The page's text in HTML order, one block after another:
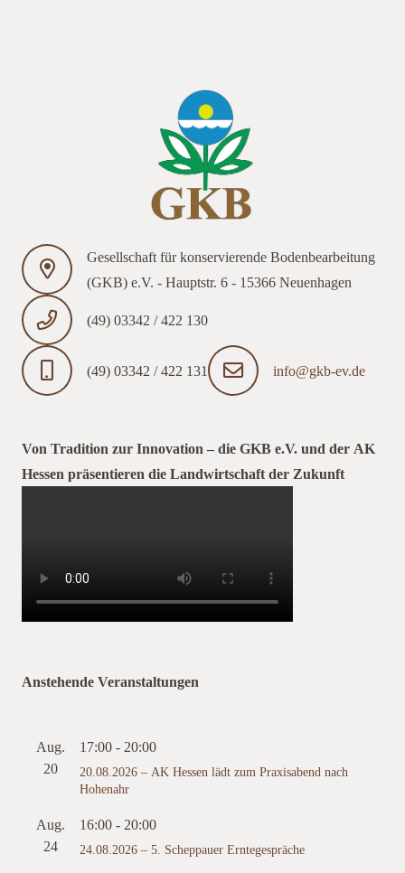
Gesellschaft für konservierende Bodenbearbeitung
(GKB) e.V. - Hauptstr. 6 - 15366 Neuenhagen
(49) 03342 / 422 130
(49) 03342 / 422 131 info@gkb-ev.de
Von Tradition zur Innovation – die GKB e.V. und der AK
Hessen präsentieren die Landwirtschaft der Zukunft
Anstehende Veranstaltungen
Aug.
20
17:00-20:00
20.08.2026 – AK Hessen lädt zum Praxisabend nach
Hohenahr
Aug.
24
16:00-20:00
24.08.2026 – 5. Scheppauer Erntegespräche